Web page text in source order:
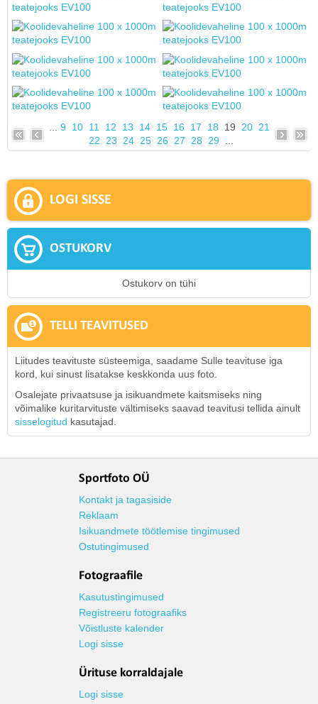
...9 10 11 12 13 14 15 16 17 18 19 20 21
22
23 24 25 26 27 28 29
LOGI SISSE
OSTUKORV
Ostukorv on tühi
TELLI TEAVITUSED
Liitudes teavituste süsteemiga, saadame Sulle teavituse iga
kord, kui sinust lisatakse keskkonda uus foto.
Osalejate privaatsuse ja isikuandmete kaitsmiseks ning
võimalike kuritarvituste vältimiseks saavad teavitusi tellida ainult
sisselogitud kasutajad.
Sportfoto OÜ
Kontakt ja tagasiside
Reklaam
Isikuandmete töötlemise tingimused
Ostutingimused
Fotograafile
Kasutustingimused
Registreeru fotograafiks
Võistluste kalender
Logi sisse
Ürituse korraldajale
Logi sisse